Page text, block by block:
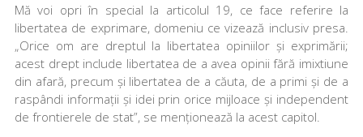
Mă voi opri în special la articolul 19, ce face referire la
libertatea de exprimare, domeniu ce vizează inclusiv presa.
„Orice om are dreptul la libertatea opiniilor și exprimării;
acest drept include libertatea de a avea opinii fără imixtiune
din afară, precum și libertatea de a căuta, de a primi și de a
raspândi informații și idei prin orice mijloace și independent
de frontierele de stat”, se menționează la acest capitol.